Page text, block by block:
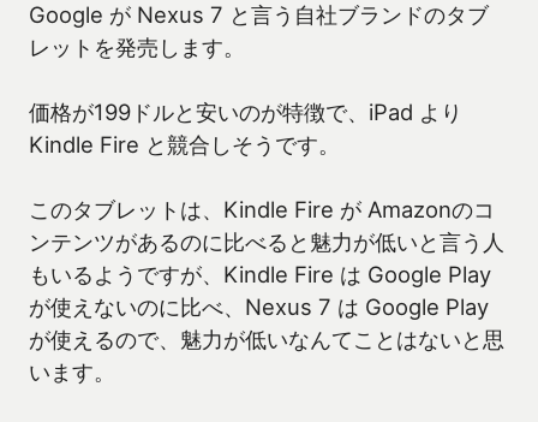
Google が Nexus 7 と言う自社ブランドのタブ
レットを発売します。
価格が199ドルと安いのが特徴で、iPad より
Kindle Fire と競合しそうです。
このタブレットは、Kindle Fire が Amazonのコ
ンテンツがあるのに比べると魅力が低いと言う人
もいるようですが、Kindle Fire は Google Play
が使えないのに比べ、Nexus 7 は Google Play
が使えるので、魅力が低いなんてことはないと思
います。